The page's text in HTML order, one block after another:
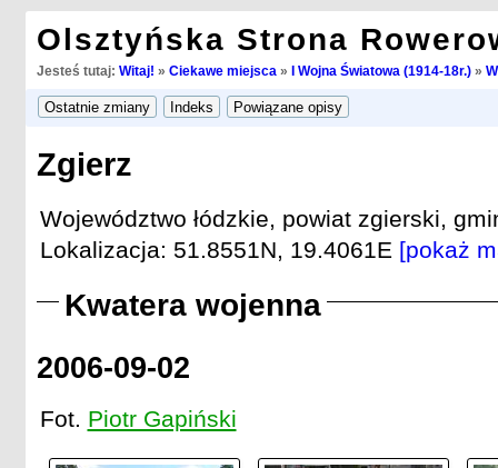
Olsztyńska Strona
Jesteś tutaj: Witaj! » Ciekawe miejsca » I Wojna Światowa (1914-18r.)»
Zgierz
Województwo łódzkie, powiat zgierski,
Lokalizacja: 51.8551N, 19.4061E [pokaż
Kwatera wojenna
2006-09-02
Fot. Piotr Gapiński